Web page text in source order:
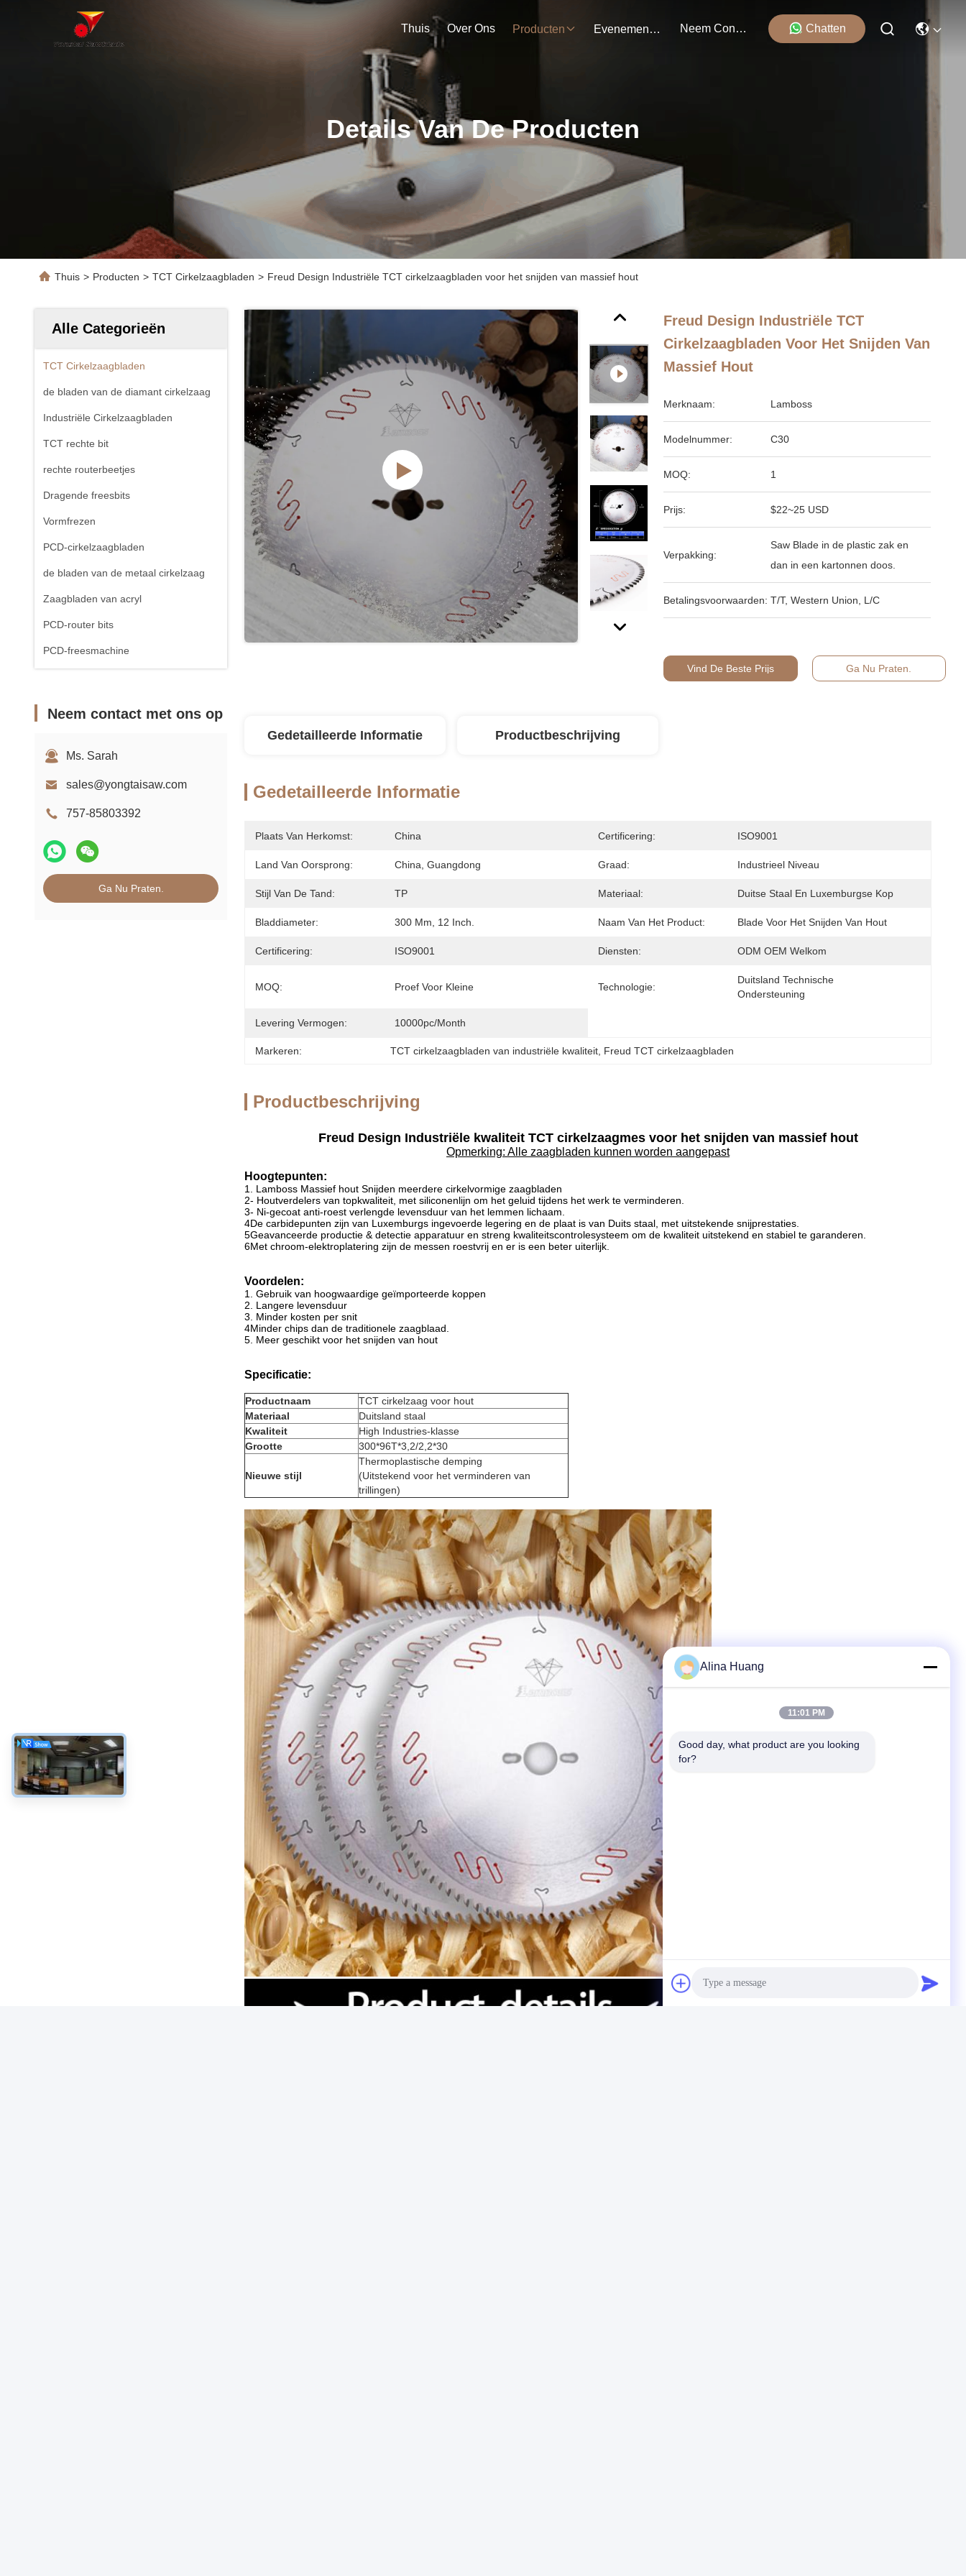
Thuis Over Ons Producten Evenementen Neem Contact Met Ons Op Chatten
Details Van De Producten
Thuis > Producten > TCT Cirkelzaagbladen > Freud Design Industriële TCT cirkelzaagbladen voor het snijden van massief hout
Alle Categorieën
TCT Cirkelzaagbladen
de bladen van de diamant cirkelzaag
Industriële Cirkelzaagbladen
TCT rechte bit
rechte routerbeetjes
Dragende freesbits
Vormfrezen
PCD-cirkelzaagbladen
de bladen van de metaal cirkelzaag
Zaagbladen van acryl
PCD-router bits
PCD-freesmachine
Neem contact met ons op
Ms. Sarah
sales@yongtaisaw.com
757-85803392
Ga Nu Praten.
Freud Design Industriële TCT
Cirkelzaagbladen Voor Het Snijden Van
Massief Hout
Merknaam: Lamboss
Modelnummer: C30
MOQ: 1
Prijs: $22~25 USD
Verpakking:
Saw Blade in de plastic zak en
dan in een kartonnen doos.
Betalingsvoorwaarden: T/T, Western Union, L/C
Vind De Beste Prijs Ga Nu Praten.
Gedetailleerde Informatie Productbeschrijving
Gedetailleerde Informatie
Plaats Van Herkomst: China Certificering: ISO9001
Land Van Oorsprong: China, Guangdong Graad: Industrieel Niveau
Stijl Van De Tand: TP Materiaal: Duitse Staal En Luxemburgse Kop
Bladdiameter: 300 Mm, 12 Inch. Naam Van Het Product: Blade Voor Het Snijden Van Hout
Certificering: ISO9001 Diensten: ODM OEM Welkom
MOQ: Proef Voor Kleine Technologie:
Duitsland Technische
Ondersteuning
Levering Vermogen: 10000pc/month
Markeren: TCT cirkelzaagbladen van industriële kwaliteit Freud TCT cirkelzaagbladen
Productbeschrijving
Freud Design Industriële kwaliteit TCT cirkelzaagmes voor het snijden van massief hout
Opmerking: Alle zaagbladen kunnen worden aangepast
Hoogtepunten:
1. Lamboss Massief hout Snijden meerdere cirkelvormige zaagbladen
2- Houtverdelers van topkwaliteit, met siliconenlijn om het geluid tijdens het werk te verminderen.
3- Ni-gecoat anti-roest verlengde levensduur van het lemmen lichaam.
4De carbidepunten zijn van Luxemburgs ingevoerde legering en de plaat is van Duits staal, met uitstekende snijprestaties.
5Geavanceerde productie & detectie apparatuur en streng kwaliteitscontrolesysteem om de kwaliteit uitstekend en stabiel te garanderen.
6Met chroom-elektroplatering zijn de messen roestvrij en er is een beter uiterlijk.
Voordelen:
1. Gebruik van hoogwaardige geïmporteerde koppen
2. Langere levensduur
3. Minder kosten per snit
4Minder chips dan de traditionele zaagblaad.
5. Meer geschikt voor het snijden van hout
Specificatie:
Productnaam
TCT cirkelzaag voor hout
Materiaal
Duitsland staal
Kwaliteit
High Industries-klasse
Grootte
300*96T*3,2/2,2*30
Nieuwe stijl
Thermoplastische demping
(Uitstekend voor het verminderen van
trillingen)
Alina Huang
11:01 PM
Good day, what product are you looking
for?